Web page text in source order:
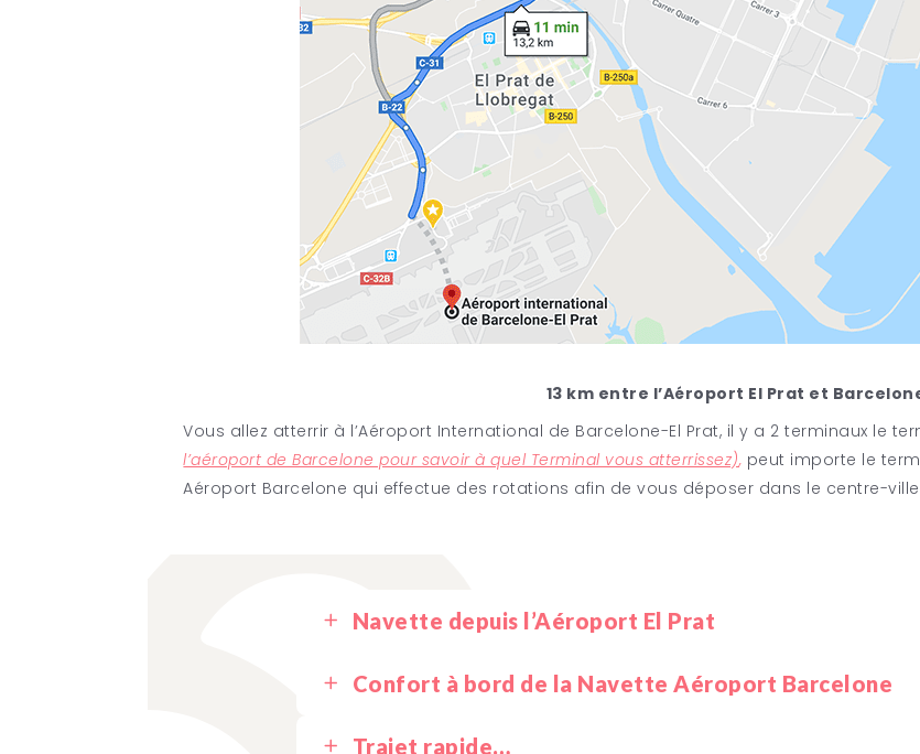
13 km entre l’Aéroport El Prat et
Vous allez atterrir à l’Aéroport International de Barcelone-El Prat, il y a 2 terminaux le
l’aéroport de Barcelone pour savoir à quel Terminal vous atterrissez), peut importe le
Aéroport Barcelone qui effectue des rotations afin de vous déposer dans le centre-
Navette depuis l’Aéroport El Prat
l’aéroport de Barcelone pour savoir à quel Terminal vous atterrissez
Confort à bord de la Navette Aéroport Barcelone
Trajet rapide…